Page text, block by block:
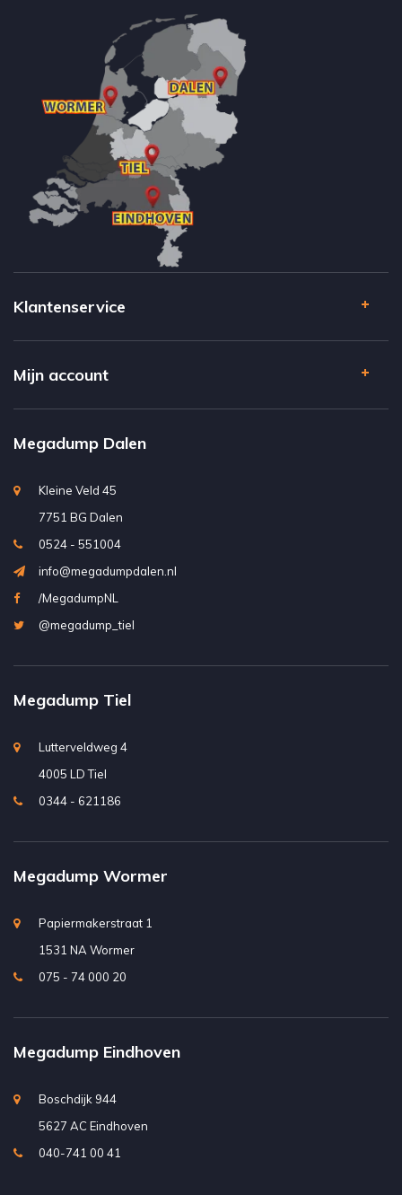
Klantenservice
Mijn account
Megadump Dalen
Kleine Veld 45
7751 BG Dalen
0524 - 551004
info@megadumpdalen.nl
/MegadumpNL
@megadump_tiel
Megadump Tiel
Lutterveldweg 4
4005 LD Tiel
0344 - 621186
Megadump Wormer
Papiermakerstraat 1
1531 NA Wormer
075 - 74 000 20
Megadump Eindhoven
Boschdijk 944
5627 AC Eindhoven
040-741 00 41